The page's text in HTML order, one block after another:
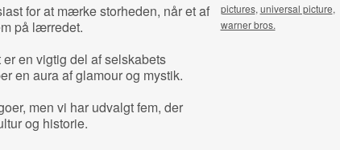
for at mærke storheden, når et af
på lærredet.
en vigtig del af selskabets
en aura af glamour og mystik.
men vi har udvalgt fem, der
og historie.
pictures, universal picture,
warner bros.